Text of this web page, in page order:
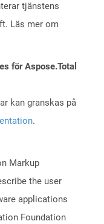
tjänstens
Läs mer om
för Aspose.Total
kan granskas på
.
Markup
the user
applications
Foundation